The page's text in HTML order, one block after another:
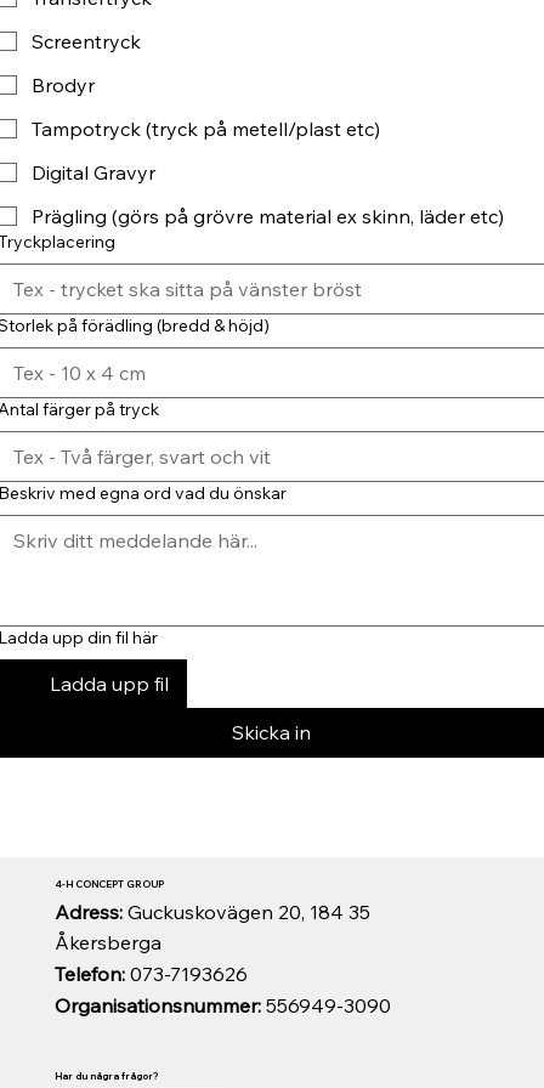
Screentryck
Brodyr
Tampotryck (tryck på metell/plast etc)
Digital Gravyr
Prägling (görs på grövre material ex skinn, läder etc)
på förädling (bredd & höjd)
färger på tryck
med egna ord vad du önskar
upp din fil här
Ladda upp fil
Skicka in
Organisationsnummer:556949-3090
Telefon:073-7193626
Adress: Guckuskovägen 20, 184 35
Åkersberga
4-H CONCEPT GROUP
Har du några frågor?